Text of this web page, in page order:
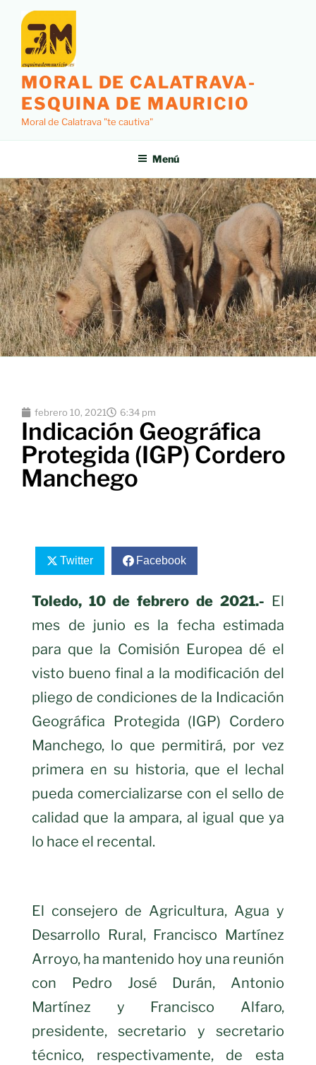
MORAL DE CALATRAVA-
ESQUINA DE MAURICIO
Moral de Calatrava "te cautiva"
Menú
febrero 10, 2021 6:34 pm
Indicación Geográfica
Protegida (IGP) Cordero
Manchego
Twitter Facebook
Toledo, 10 de febrero de 2021.- El
mes de junio es la fecha estimada
para que la Comisión Europea dé el
visto bueno final a la modificación del
pliego de condiciones de la Indicación
Geográfica Protegida (IGP) Cordero
Manchego, lo que permitirá, por vez
primera en su historia, que el lechal
pueda comercializarse con el sello de
calidad que la ampara, al igual que ya
lo hace el recental.
El consejero de Agricultura, Agua y
Desarrollo Rural, Francisco Martínez
Arroyo, ha mantenido hoy una reunión
con Pedro José Durán, Antonio
Martínez y Francisco Alfaro,
presidente, secretario y secretario
técnico, respectivamente, de esta